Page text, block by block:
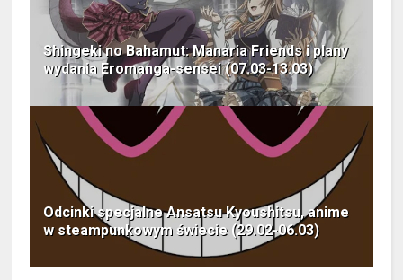
Shingeki no Bahamut: Manaria Friends i plany
wydania Eromanga-sensei (07.03-13.03)
Odcinki specjalne Ansatsu Kyoushitsu, anime
w steampunkowym świecie (29.02-06.03)